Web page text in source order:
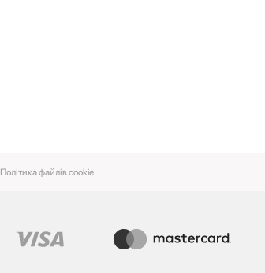
Політика файлів cookie